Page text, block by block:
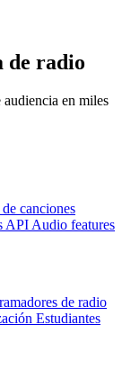
de radio
en miles
canciones
API Audio features
de radio
Estudiantes